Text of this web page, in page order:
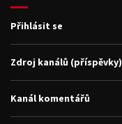
Přihlásit se
Zdroj kanálů (příspěvky)
Kanál komentářů